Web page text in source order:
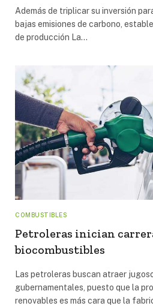
Además de triplicar su inversión
bajas emisiones de carbono,
de producción La…
COMBUSTIBLES
Petroleras inician
biocombustibles
Las petroleras buscan atraer
gubernamentales, puesto que la
renovables es más cara que la